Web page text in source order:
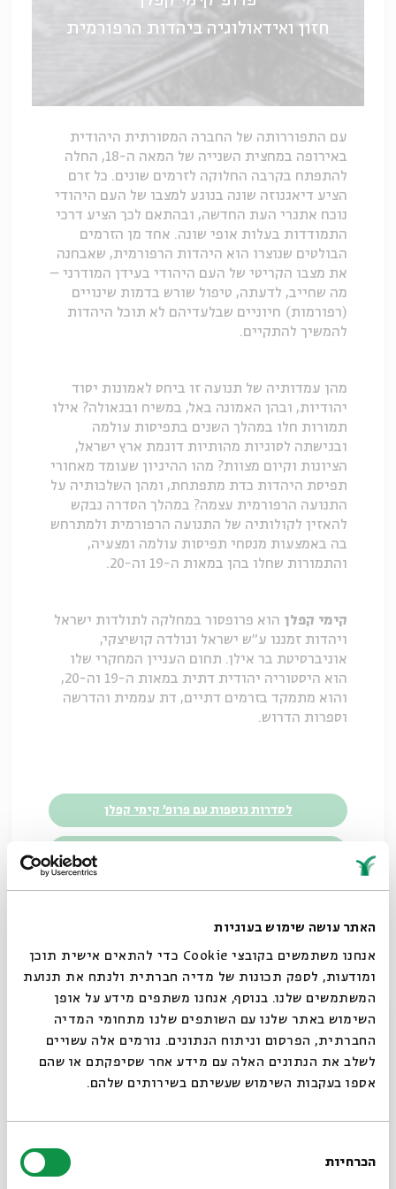
האתר עושה שימוש בעוגיות
אנחנו משתמשים בקובצי Cookie כדי להתאים אישית תוכן
ומודעות, לספק תכונות של מדיה חברתית ולנתח את תנועת
המשתמשים שלנו. בנוסף, אנחנו משתפים מידע על אופן
השימוש באתר שלנו עם השותפים שלנו מתחומי המדיה
החברתית, הפרסום וניתוח הנתונים. גורמים אלה עשויים
לשלב את הנתונים האלה עם מידע אחר שסיפקתם או שהם
אספו בעקבות השימוש שעשיתם בשירותים שלהם.
הסכמה
הכרחיות
חזון ואידאולוגיה ביהדות הרפורמית
עם התפוררותה של החברה המסורתית היהודית
באירופה במחצית השנייה של המאה ה-18, החלה
להתפתח בקרבה החלוקה לזרמים שונים. כל זרם
הציע דיאגנוזה שונה בנוגע למצבו של העם היהודי
נוכח אתגרי העת החדשה, ובהתאם לכך הציע דרכי
התמודדות בעלות אופי שונה. אחד מן הזרמים
הבולטים שנוצרו הוא היהדות הרפורמית, שאבחנה
את מצבו הקריטי של העם היהודי בעידן המודרני –
מה שחייב, לדעתה, טיפול שורש בדמות שינויים
(רפורמות) חיוניים שבלעדיהם לא תוכל היהדות
להמשיך להתקיים.
מהן עמדותיה של תנועה זו ביחס לאמונות יסוד
יהודיות, ובהן האמונה באל, במשיח ובגאולה? אילו
תמורות חלו במהלך השנים בתפיסות עולמה
ובגישתה לסוגיות מהותיות דוגמת ארץ ישראל,
הציונות וקיום מצוות? מהו ההיגיון שעומד מאחורי
תפיסת היהדות כדת מתפתחת, ומהן השלכותיה על
התנועה הרפורמית עצמה? במהלך הסדרה נבקש
להאזין לקולותיה של התנועה הרפורמית ולמתרחש
בה באמצעות מנסחי תפיסות עולמה ומצעיה,
והתמורות שחלו בהן במאות ה-19 וה-20.
קימי קפלן הוא פרופסור במחלקה לתולדות ישראל
ויהדות זמננו ע"ש ישראל וגולדה קושיצקי,
אוניברסיטת בר אילן. תחום העניין המחקרי שלו
הוא היסטוריה יהודית דתית במאות ה-19 וה-20,
והוא מתמקד בזרמים דתיים, דת עממית והדרשה
וספרות הדרוש.
לסדרות נוספות עם פרופ' קימי קפלן
יהדות בעת החדשה
סגור